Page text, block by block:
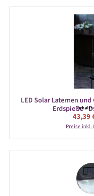
LED Solar Laternen
Erdspieße -
Inhalt:
43,39
Preise inkl.